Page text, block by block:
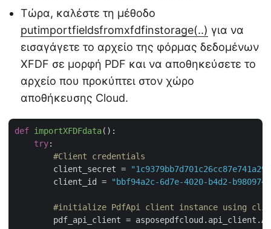
Τώρα, καλέστε τη μέθοδο
putimportfieldsfromxfdfinstorage(..) για να
εισαγάγετε το αρχείο της φόρμας δεδομένων
XFDF σε μορφή PDF και να αποθηκεύσετε το
αρχείο που προκύπτει στον χώρο
αποθήκευσης Cloud.
def importXFDFdata():
try:
#Client credentials
        client_secret =
        client_id =
"bbf94a2c-6d7e-4020-b4d2-
#initialize PdfApi client instance using
pdf_api_client =